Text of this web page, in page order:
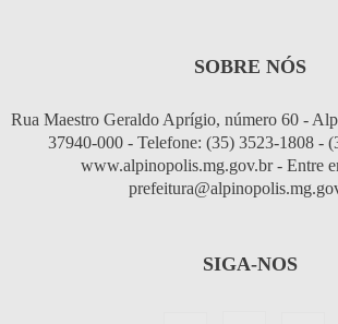
SOBRE NÓS
Rua Maestro Geraldo Aprígio, número 60 -
37940-000 - Telefone: (35) 3523-1808 -
www.alpinopolis.mg.gov.br - Entre
SIGA-NOS